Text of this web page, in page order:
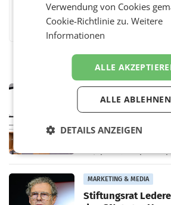
FacebookTwitterMessengerWhatsAppLinkedInXING
MARKETING & MEDIA
Pilnacek-U-
WIEN Der Presserat
Sektionschefs im
MARKETING & MEDIA
Stiftungsrat
Verwendung von Cookies
Cookie-Richtlinie zu.Weitere
Informationen
ALLE
ALLE ABLEHNEN
DETAILS ANZEIGEN